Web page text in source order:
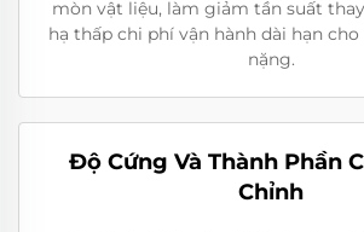
mòn vật liệu, làm giảm tần suất
hạ thấp chi phí vận hành dài hạn
nặng.
Độ Cứng Và Thành Phần
Chỉnh